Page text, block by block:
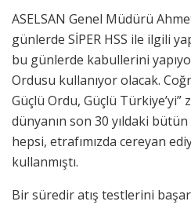
ASELSAN Genel Müdürü
günlerde SİPER HSS ile ilgili
bu günlerde kabullerini
Ordusu kullanıyor olacak.
Güçlü Ordu, Güçlü Türkiye’yi”
dünyanın son 30 yıldaki bütün
hepsi, etrafımızda cereyan
kullanmıştı.
Bir süredir atış testlerini